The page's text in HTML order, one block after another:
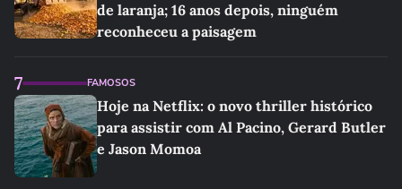
de laranja; 16 anos depois, ninguém
reconheceu a paisagem
7 FAMOSOS
Hoje na Netflix: o novo thriller histórico
para assistir com Al Pacino, Gerard Butler
e Jason Momoa